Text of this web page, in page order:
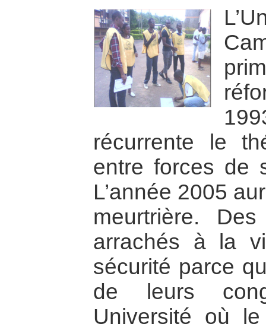
récurrente le
entre forces de
L’année 2005
meurtrière.
arrachés à la
sécurité parce
de leurs
Université où